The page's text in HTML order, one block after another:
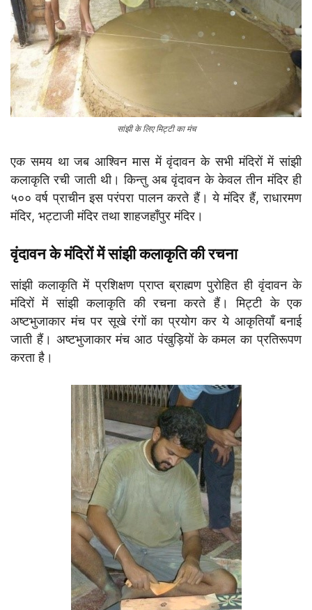
सांझी के लिए मिट्टी का मंच
एक समय था जब आश्विन मास में वृंदावन के सभी मंदिरों में सांझी
कलाकृति रची जाती थी। किन्तु अब वृंदावन के केवल तीन मंदिर ही
५०० वर्ष प्राचीन इस परंपरा पालन करते हैं। ये मंदिर हैं, राधारमण
मंदिर, भट्टाजी मंदिर तथा शाहजहाँपुर मंदिर।
वृंदावन के मंदिरों में सांझी कलाकृति की रचना
सांझी कलाकृति में प्रशिक्षण प्राप्त ब्राह्मण पुरोहित ही वृंदावन के
मंदिरों में सांझी कलाकृति की रचना करते हैं। मिट्टी के एक
अष्टभुजाकार मंच पर सूखे रंगों का प्रयोग कर ये आकृतियाँ बनाई
जाती हैं। अष्टभुजाकार मंच आठ पंखुड़ियों के कमल का प्रतिरूपण
करता है।